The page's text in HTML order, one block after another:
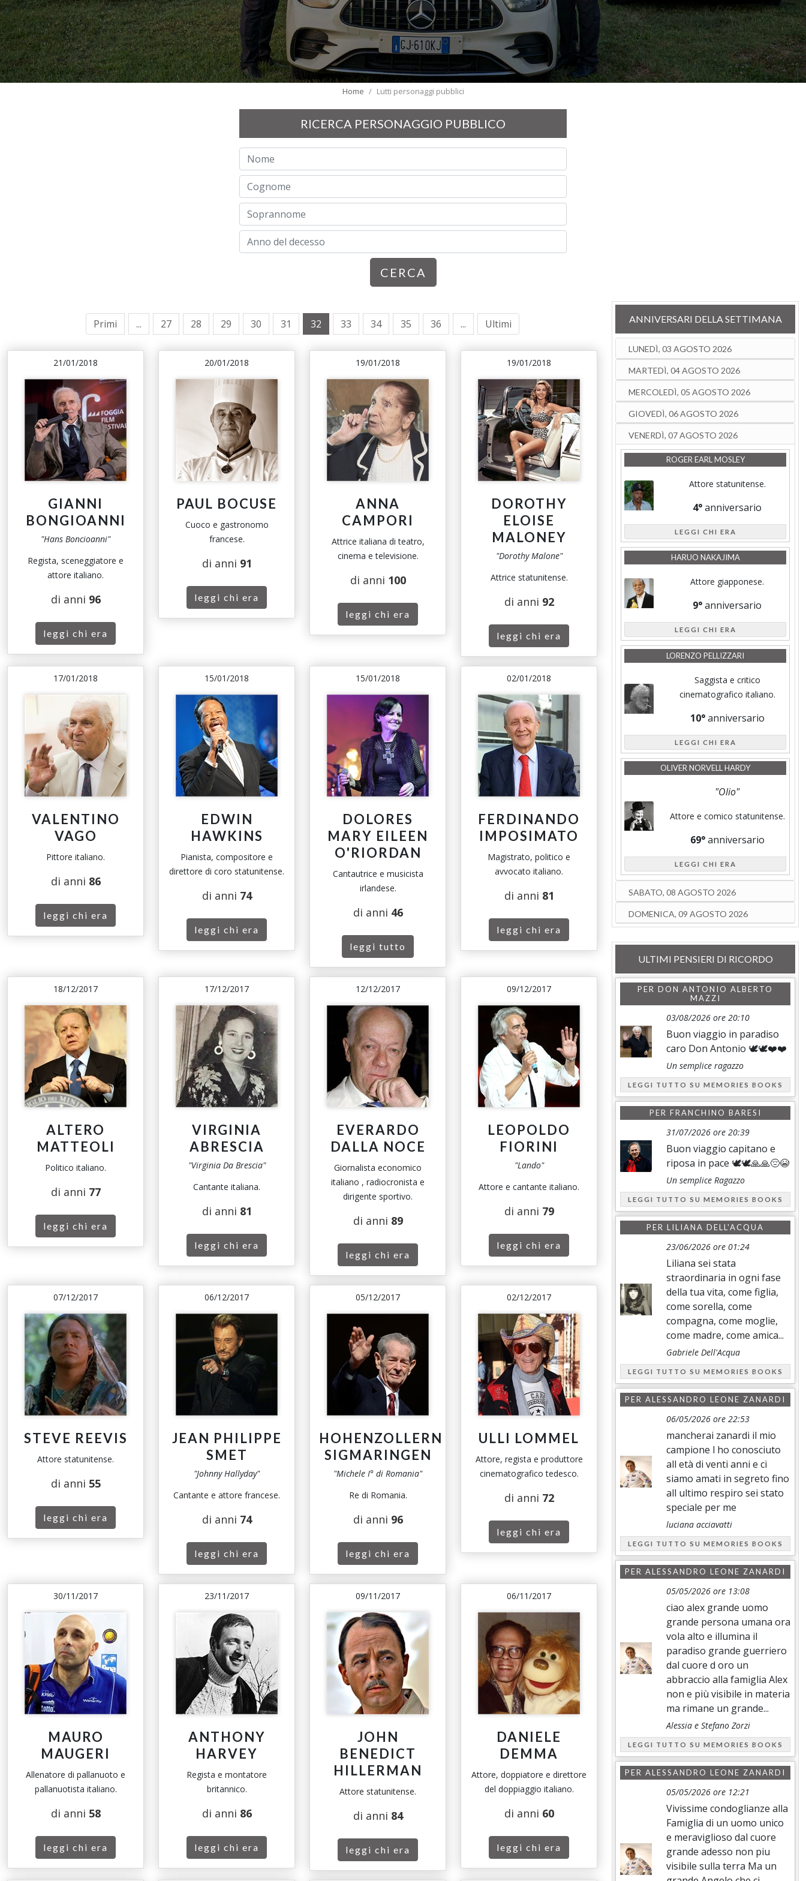
Home Lutti personaggi pubblici
RICERCA PERSONAGGIO PUBBLICO
CERCA
Primi ... 27 28 29 30 31 32 33 34 35 36 ... Ultimi
21/01/2018
GIANNI
BONGIOANNI
"Hans Boncioanni"
Regista, sceneggiatore e
attore italiano.
di anni 96
leggi chi era
20/01/2018
PAUL BOCUSE
Cuoco e gastronomo
francese.
di anni 91
leggi chi era
19/01/2018
ANNA
CAMPORI
Attrice italiana di teatro,
cinema e televisione.
di anni 100
leggi chi era
19/01/2018
DOROTHY
ELOISE
MALONEY
"Dorothy Malone"
Attrice statunitense.
di anni 92
leggi chi era
17/01/2018
VALENTINO
VAGO
Pittore italiano.
di anni 86
leggi chi era
15/01/2018
EDWIN
HAWKINS
Pianista, compositore e
direttore di coro statunitense.
di anni 74
leggi chi era
15/01/2018
DOLORES
MARY EILEEN
O'RIORDAN
Cantautrice e musicista
irlandese.
di anni 46
leggi tutto
02/01/2018
FERDINANDO
IMPOSIMATO
Magistrato, politico e
avvocato italiano.
di anni 81
leggi chi era
18/12/2017
ALTERO
MATTEOLI
Politico italiano.
di anni 77
leggi chi era
17/12/2017
VIRGINIA
ABRESCIA
"Virginia Da Brescia"
Cantante italiana.
di anni 81
leggi chi era
12/12/2017
EVERARDO
DALLA NOCE
Giornalista economico
italiano , radiocronista e
dirigente sportivo.
di anni 89
leggi chi era
09/12/2017
LEOPOLDO
FIORINI
"Lando"
Attore e cantante italiano.
di anni 79
leggi chi era
07/12/2017
STEVE REEVIS
Attore statunitense.
di anni 55
leggi chi era
06/12/2017
JEAN PHILIPPE
SMET
"Johnny Hallyday"
Cantante e attore francese.
di anni 74
leggi chi era
05/12/2017
HOHENZOLLERN
SIGMARINGEN
"Michele I° di Romania"
Re di Romania.
di anni 96
leggi chi era
02/12/2017
ULLI LOMMEL
Attore, regista e produttore
cinematografico tedesco.
di anni 72
leggi chi era
30/11/2017
MAURO
MAUGERI
Allenatore di pallanuoto e
pallanuotista italiano.
di anni 58
leggi chi era
23/11/2017
ANTHONY
HARVEY
Regista e montatore
britannico.
di anni 86
leggi chi era
09/11/2017
JOHN
BENEDICT
HILLERMAN
Attore statunitense.
di anni 84
leggi chi era
06/11/2017
DANIELE
DEMMA
Attore, doppiatore e direttore
del doppiaggio italiano.
di anni 60
leggi chi era
ANNIVERSARI DELLA SETTIMANA
LUNEDÌ, 03 AGOSTO 2026
MARTEDÌ, 04 AGOSTO 2026
MERCOLEDÌ, 05 AGOSTO 2026
GIOVEDÌ, 06 AGOSTO 2026
VENERDÌ, 07 AGOSTO 2026
ROGER EARL MOSLEY
Attore statunitense.
4°anniversario
LEGGI CHI ERA
HARUO NAKAJIMA
Attore giapponese.
9°anniversario
LEGGI CHI ERA
LORENZO PELLIZZARI
Saggista e critico
cinematografico italiano.
10°anniversario
LEGGI CHI ERA
OLIVER NORVELL HARDY
"Olio"
Attore e comico statunitense.
69°anniversario
LEGGI CHI ERA
SABATO, 08 AGOSTO 2026
DOMENICA, 09 AGOSTO 2026
ULTIMI PENSIERI DI RICORDO
PER DON ANTONIO ALBERTO
MAZZI
03/08/2026 ore 20:10
Buon viaggio in paradiso
caro Don Antonio 🕊️🕊️❤️❤️
Un semplice ragazzo
LEGGI TUTTO SU MEMORIES BOOKS
PER FRANCHINO BARESI
31/07/2026 ore 20:39
Buon viaggio capitano e
riposa in pace 🕊️🕊️🙏🙏😔😭
Un semplice Ragazzo
LEGGI TUTTO SU MEMORIES BOOKS
PER LILIANA DELL'ACQUA
23/06/2026 ore 01:24
Liliana sei stata
straordinaria in ogni fase
della tua vita, come figlia,
come sorella, come
compagna, come moglie,
come madre, come amica...
Gabriele Dell'Acqua
LEGGI TUTTO SU MEMORIES BOOKS
PER ALESSANDRO LEONE ZANARDI
06/05/2026 ore 22:53
mancherai zanardi il mio
campione l ho conosciuto
all età di venti anni e ci
siamo amati in segreto fino
all ultimo respiro sei stato
speciale per me
luciana acciavatti
LEGGI TUTTO SU MEMORIES BOOKS
PER ALESSANDRO LEONE ZANARDI
05/05/2026 ore 13:08
ciao alex grande uomo
grande persona umana ora
vola alto e illumina il
paradiso grande guerriero
dal cuore d oro un
abbraccio alla famiglia Alex
non e più visibile in materia
ma rimane un grande...
Alessia e Stefano Zorzi
LEGGI TUTTO SU MEMORIES BOOKS
PER ALESSANDRO LEONE ZANARDI
05/05/2026 ore 12:21
Vivissime condoglianze alla
Famiglia di un uomo unico
e meraviglioso dal cuore
grande adesso non piu
visibile sulla terra Ma un